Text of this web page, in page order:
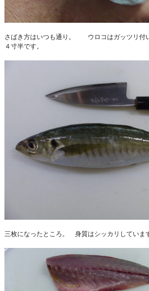
さばき方はいつも通り。 ウロコはガッツリ
４寸半です。
三枚になったところ。 身質はシッカリしていま